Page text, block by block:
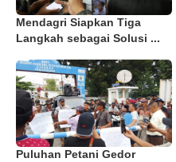
Mendagri Siapkan Tiga
Langkah sebagai Solusi ...
Puluhan Petani Gedor